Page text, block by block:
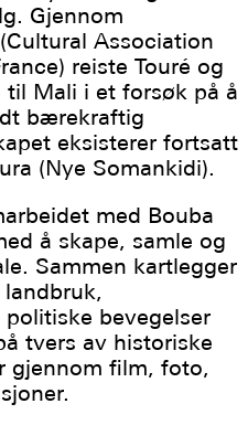
Gjennom
Association
reiste Touré og
Mali i et forsøk på å
bærekraftig
eksisterer fortsatt
(Nye Somankidi).
med Bouba
å skape, samle og
Sammen kartlegger
bevegelser
tvers av historiske
gjennom film, foto,